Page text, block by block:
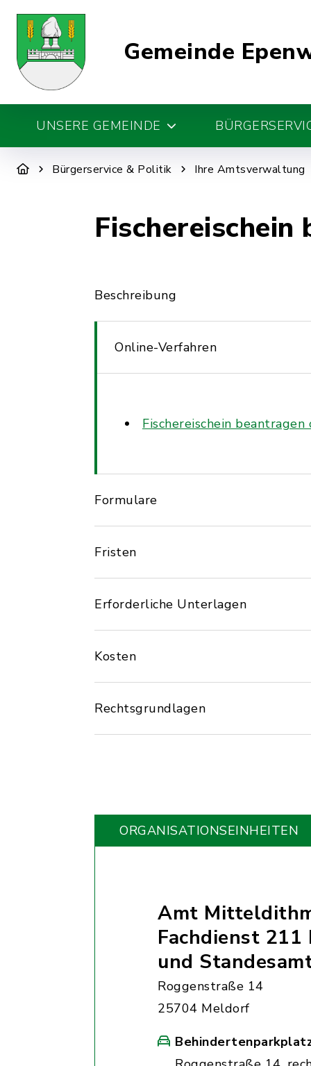
Gemeinde
UNSERE GEMEINDE
Bürgerservice & Politik Ihre Amtsverwaltung
Fischereischein
Beschreibung
Online-Verfahren
Fischereischein
Formulare
Fristen
Erforderliche Unterlagen
Kosten
Rechtsgrundlagen
ORGANISATIONS­EINHEITEN
Amt
Fachdienst
und
Roggenstraße 14
25704 Meldorf